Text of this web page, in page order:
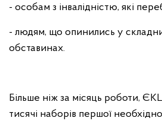
- особам з інвалідністю, які
- людям, що опинились у
обставинах.
Більше ніж за місяць роботи,
тисячі наборів першої